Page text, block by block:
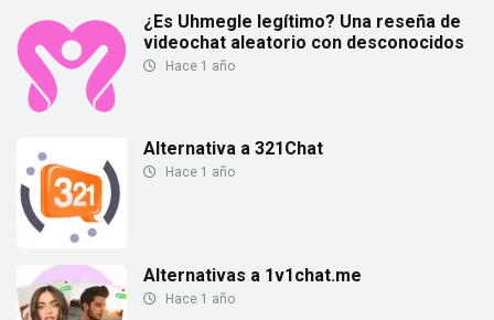
¿Es Uhmegle legítimo? Una reseña de
videochat aleatorio con desconocidos
Hace 1 año
Alternativa a 321Chat
Hace 1 año
Alternativas a 1v1chat.me
Hace 1 año